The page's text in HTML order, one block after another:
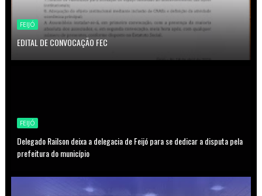
FEIJÓ
EDITAL DE CONVOCAÇÃO FEC
FEIJÓ
Delegado Railson deixa a delegacia de Feijó para se dedicar a disputa pela
prefeitura do município